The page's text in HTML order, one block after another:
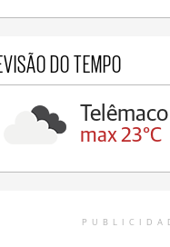
DO TEMPO
max 23°C